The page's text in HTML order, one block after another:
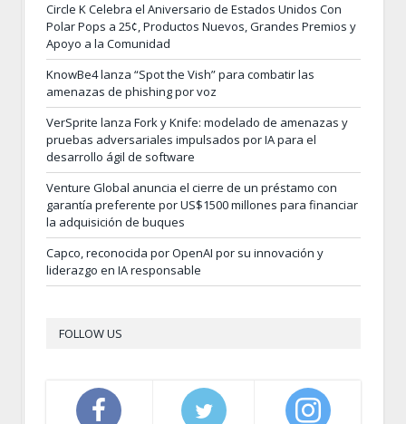
Circle K Celebra el Aniversario de Estados Unidos Con
Polar Pops a 25¢, Productos Nuevos, Grandes Premios y
Apoyo a la Comunidad
KnowBe4 lanza “Spot the Vish” para combatir las
amenazas de phishing por voz
VerSprite lanza Fork y Knife: modelado de amenazas y
pruebas adversariales impulsados por IA para el
desarrollo ágil de software
Venture Global anuncia el cierre de un préstamo con
garantía preferente por US$1500 millones para financiar
la adquisición de buques
Capco, reconocida por OpenAI por su innovación y
liderazgo en IA responsable
FOLLOW US